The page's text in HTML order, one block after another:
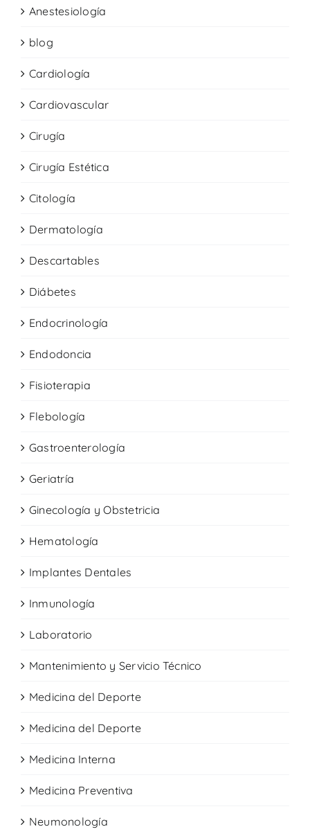
Anestesiología
blog
Cardiología
Cardiovascular
Cirugía
Cirugía Estética
Citología
Dermatología
Descartables
Diábetes
Endocrinología
Endodoncia
Fisioterapia
Flebología
Gastroenterología
Geriatría
Ginecología y Obstetricia
Hematología
Implantes Dentales
Inmunología
Laboratorio
Mantenimiento y Servicio Técnico
Medicina del Deporte
Medicina del Deporte
Medicina Interna
Medicina Preventiva
Neumonología